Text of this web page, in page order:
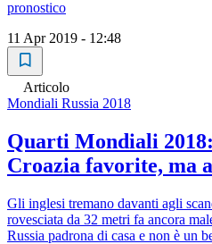
pronostico
11 Apr 2019 - 12:48
Articolo
Mondiali Russia 2018
Quarti Mondiali
Croazia favorite, ma
Gli inglesi tremano davanti agli
rovesciata da 32 metri fa ancora
Russia padrona di casa e non è un